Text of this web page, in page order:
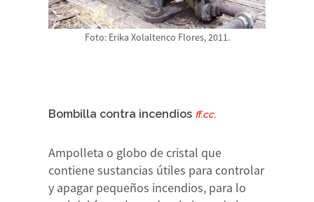
Foto: Erika Xolaltenco Flores, 2011.
Bombilla contra incendios ff.cc.
Ampolleta o globo de cristal que
contiene sustancias útiles para controlar
y apagar pequeños incendios, para lo